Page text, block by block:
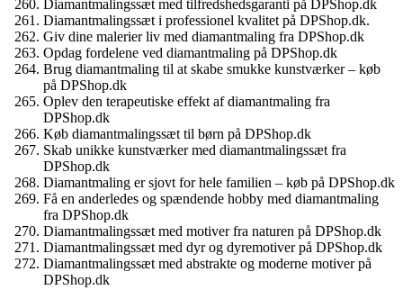
Diamantmalingssæt med tilfredshedsgaranti på DPShop.dk
Diamantmalingssæt i professionel kvalitet på DPShop.dk.
Giv dine malerier liv med diamantmaling fra DPShop.dk
Opdag fordelene ved diamantmaling på DPShop.dk
Brug diamantmaling til at skabe smukke kunstværker – køb
på DPShop.dk
Oplev den terapeutiske effekt af diamantmaling fra
DPShop.dk
Køb diamantmalingssæt til børn på DPShop.dk
Skab unikke kunstværker med diamantmalingssæt fra
DPShop.dk
Diamantmaling er sjovt for hele familien – køb på DPShop.dk
Få en anderledes og spændende hobby med diamantmaling
fra DPShop.dk
Diamantmalingssæt med motiver fra naturen på DPShop.dk
Diamantmalingssæt med dyr og dyremotiver på DPShop.dk
Diamantmalingssæt med abstrakte og moderne motiver på
DPShop.dk